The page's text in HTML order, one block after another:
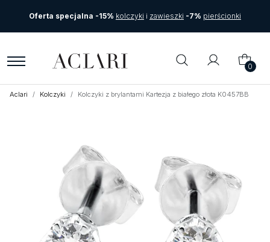
Oferta specjalna -15% kolczyki i zawieszki -7% pierścionki
0
Aclari Kolczyki Kolczyki z brylantami Kartezja z białego złota K0457BB